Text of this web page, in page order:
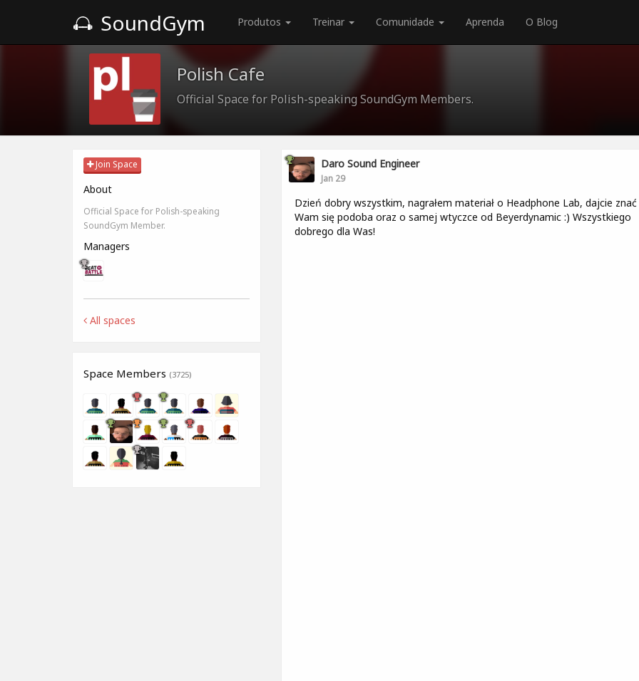
SoundGym Produtos Treinar Comunidade Aprenda O Blog
Polish Cafe
Official Space for Polish-speaking SoundGym Members.
Join Space
About
Official Space for Polish-speaking
SoundGym Member.
Managers
All spaces
Space Members (3725)
Daro Sound Engineer
Jan 29
Dzień dobry wszystkim, nagrałem materiał o Headphone Lab, dajcie
Wam się podoba oraz o samej wtyczce od Beyerdynamic :) Wszystkiego
dobrego dla Was!